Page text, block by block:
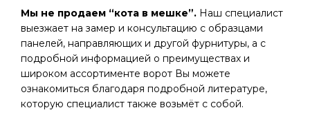
Мы не продаем “кота в мешке”. Наш специалист
выезжает на замер и консультацию с образцами
панелей, направляющих и другой фурнитуры, а с
подробной информацией о преимуществах и
широком ассортименте ворот Вы можете
ознакомиться благодаря подробной литературе,
которую специалист также возьмёт с собой.